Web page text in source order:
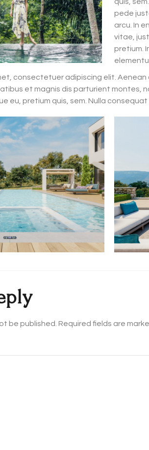
quis,
pede
arcu. In
vitae,
pretium.
consectetuer adipiscing elit.
et magnis dis parturient montes,
eu, pretium quis, sem. Nulla consequat
be published. Required fields are